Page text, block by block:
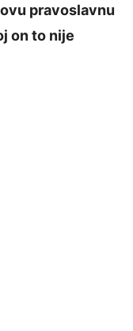
pravoslavnu
on to nije